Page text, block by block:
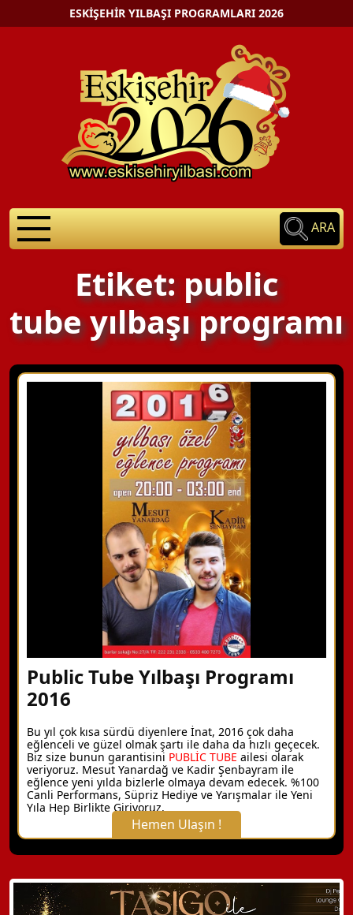
ESKIŞEHIR YILBAŞI PROGRAMLARI 2026
ARA
Etiket: public
tube yılbaşı programı
Public Tube Yılbaşı Programı
2016
Bu yıl çok kısa sürdü diyenlere İnat, 2016 çok daha
eğlenceli ve güzel olmak şartı ile daha da hızlı geçecek.
Biz size bunun garantisini PUBLİC TUBE ailesi olarak
veriyoruz. Mesut Yanardağ ve Kadir Şenbayram ile
eğlence yeni yılda bizlerle olmaya devam edecek. %100
Canli Performans, Süpriz Hediye ve Yarışmalar ile Yeni
Yıla Hep Birlikte Giriyoruz.
Hemen Ulaşın !
X Kapat
WhatsApp ile Bilgi Alın